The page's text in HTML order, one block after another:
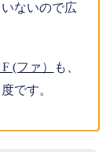
ないので広
(ファ）
も、
です。